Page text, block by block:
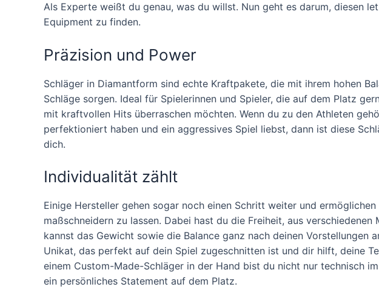
Als Experte weißt du genau, was du willst. Nun geht es darum, diesen
Equipment zu finden.
Präzision und Power
Schläger in Diamantform sind echte Kraftpakete, die mit ihrem hohen
Schläge sorgen. Ideal für Spielerinnen und Spieler, die auf dem Platz
mit kraftvollen Hits überraschen möchten. Wenn du zu den Athleten
perfektioniert haben und ein aggressives Spiel liebst, dann ist diese
dich.
Individualität zählt
Einige Hersteller gehen sogar noch einen Schritt weiter und ermöglichen
maßschneidern zu lassen. Dabei hast du die Freiheit, aus verschiedenen
kannst das Gewicht sowie die Balance ganz nach deinen Vorstellungen
Unikat, das perfekt auf dein Spiel zugeschnitten ist und dir hilft, deine
einem Custom-Made-Schläger in der Hand bist du nicht nur technisch
ein persönliches Statement auf dem Platz.